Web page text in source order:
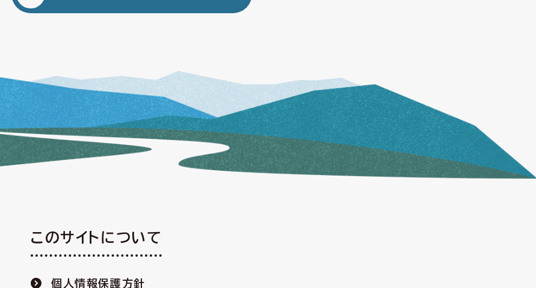
このサイトについて
個人情報保護方針